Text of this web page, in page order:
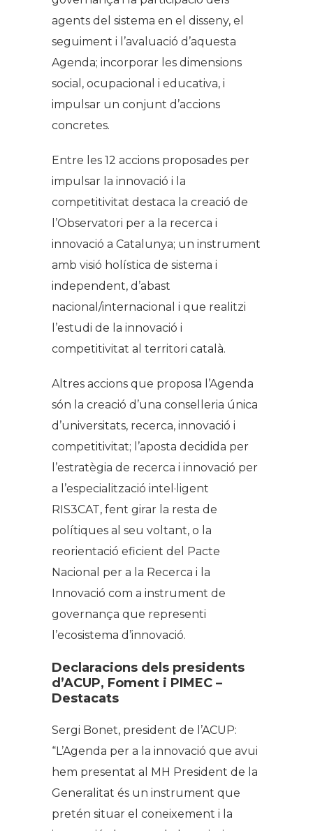
agents del sistema en el disseny, el
seguiment i l’avaluació d’aquesta
Agenda; incorporar les dimensions
social, ocupacional i educativa, i
impulsar un conjunt d’accions
concretes.
Entre les 12 accions proposades per
impulsar la innovació i la
competitivitat destaca la creació de
l’Observatori per a la recerca i
innovació a Catalunya; un instrument
amb visió holística de sistema i
independent, d’abast
nacional/internacional i que realitzi
l’estudi de la innovació i
competitivitat al territori català.
Altres accions que proposa l’Agenda
són la creació d’una conselleria única
d’universitats, recerca, innovació i
competitivitat; l’aposta decidida per
l’estratègia de recerca i innovació per
a l’especialització intel·ligent
RIS3CAT, fent girar la resta de
polítiques al seu voltant, o la
reorientació eficient del Pacte
Nacional per a la Recerca i la
Innovació com a instrument de
governança que representi
l’ecosistema d’innovació.
Declaracions dels presidents
d’ACUP, Foment i PIMEC –
Destacats
Sergi Bonet, president de l’ACUP:
“L’Agenda per a la innovació que avui
hem presentat al MH President de la
Generalitat és un instrument que
pretén situar el coneixement i la